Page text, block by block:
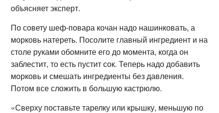
объясняет эксперт.
По совету шеф-повара кочан надо нашинковать, а
морковь натереть. Посолите главный ингредиент и на
столе руками обомните его до момента, когда он
заблестит, то есть пустит сок. Теперь надо добавить
морковь и смешать ингредиенты без давления.
Потом все сложить в большую кастрюлю.
«Сверху поставьте тарелку или крышку, меньшую по